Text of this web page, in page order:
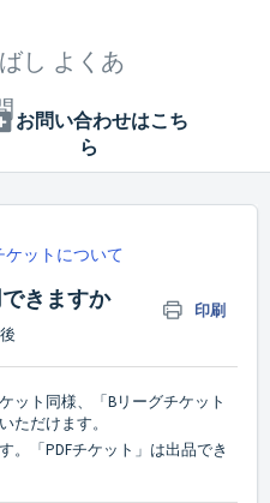
し よくあ
ケットについて
きますか 印刷
ット同様、「Bリーグチケット
ただけます。
「PDFチケット」は出品でき